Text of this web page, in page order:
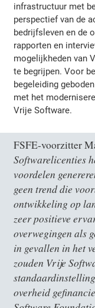
infrastructuur met
perspectief van de
bedrijfsleven en de
rapporten en
mogelijkheden van
te begrijpen. Voor
begeleiding
met het
Vrije Software.
FSFE-voorzitter
Softwarelicenties
voordelen
geen trend die
ontwikkeling op
zeer positieve
overwegingen als
in gevallen in het
zouden Vrije
overheid